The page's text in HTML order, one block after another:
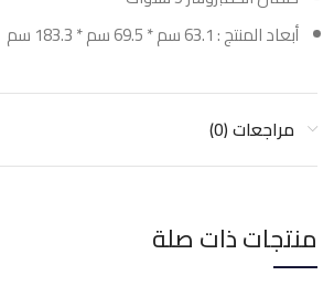
أبعاد المنتج : 63.1 سم * 69.5 سم * 183.3 سم
مراجعات (0)
منتجات ذات صلة